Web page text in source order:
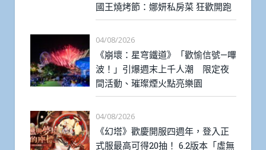
國王燒烤節：娜妍私房菜 狂歡開跑
04/08/2026
《崩壞：星穹鐵道》「歡愉信號—嗶
波！」引爆週末上千人潮 限定夜
間活動、璀璨煙火點亮樂園
04/08/2026
《幻塔》歡慶開服四週年，登入正
式服最高可得20抽！ 6.2版本「虛無